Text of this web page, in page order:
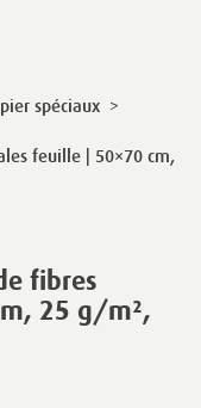
fibres
25 g/m²,
spéciaux >
feuille | 50×70 cm,